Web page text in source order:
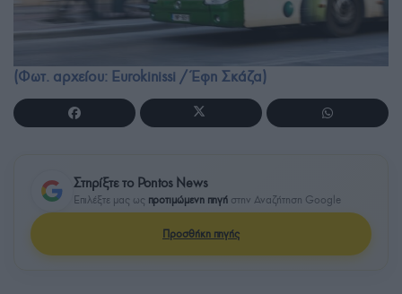
(Φωτ. αρχείου: Eurokinissi / Έφη Σκάζα)
Στηρίξτε το Pontos News
Επιλέξτε μας ως προτιμώμενη πηγή στην Αναζήτηση Google
Προσθήκη πηγής